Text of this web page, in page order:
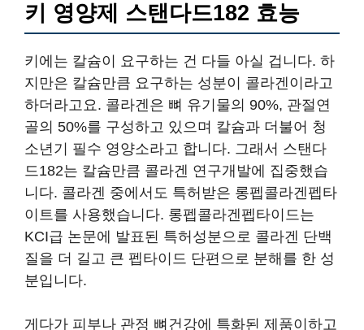
키 영양제 스탠다드182 효능
키에는 칼슘이 요구하는 건 다들 아실 겁니다. 하
지만은 칼슘만큼 요구하는 성분이 콜라겐이라고
하더라고요. 콜라겐은 뼈 유기물의 90%, 관절연
골의 50%를 구성하고 있으며 칼슘과 더불어 청
소년기 필수 영양소라고 합니다. 그래서 스탠다
드182는 칼슘만큼 콜라겐 연구개발에 집중했습
니다. 콜라겐 중에서도 특허받은 롱펩콜라겐펩타
이트를 사용했습니다. 롱펩콜라겐펩타이드는
KCI급 논문에 발표된 특허성분으로 콜라겐 단백
질을 더 길고 큰 펩타이드 단편으로 분해를 한 성
분입니다.
게다가 피부나 관정 뼈건강에 특화된 제품이하고